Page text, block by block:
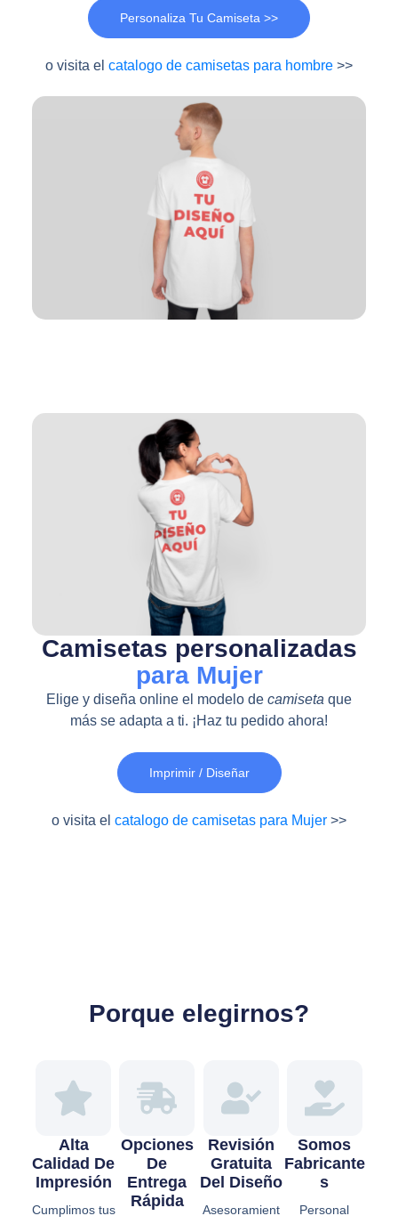
Personaliza Tu Camiseta >>
o visita el catalogo de camisetas para hombre >>
Camisetas personalizadas
para Mujer
Elige y diseña online el modelo de camiseta que
más se adapta a ti. ¡Haz tu pedido ahora!
Imprimir / Diseñar
o visita el catalogo de camisetas para Mujer >>
Porque elegirnos?
Alta
Calidad De
Impresión
Cumplimos tus
Opciones
De
Entrega
Rápida
Revisión
Gratuita
Del Diseño
Asesoramient
Somos
Fabricante
S
Personal